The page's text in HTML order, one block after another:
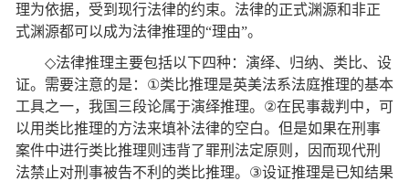
理为依据，受到现行法律的约束。法律的正式渊源和非正
式渊源都可以成为法律推理的“理由”。
◇法律推理主要包括以下四种：演绎、归纳、类比、设
证。需要注意的是： ①类比推理是英美法系法庭推理的基本
工具之一，我国三段论属于演绎推理。 ②在民事裁判中，可
以用类比推理的方法来填补法律的空白。但是如果在刑事
案件中进行类比推理则违背了罪刑法定原则，因而现代刑
法禁止对刑事被告不利的类比推理。 ③设证推理是已知结果